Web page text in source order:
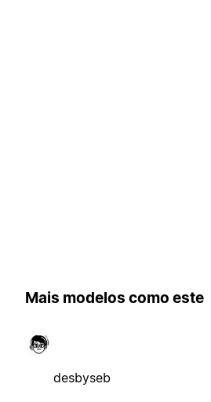
Mais modelos como este
desbyseb